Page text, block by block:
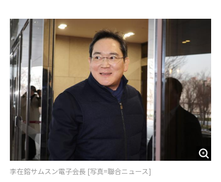
李在鎔サムスン電子会長 [写真=聯合ニュース]